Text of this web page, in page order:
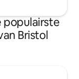
populairste
Bristol